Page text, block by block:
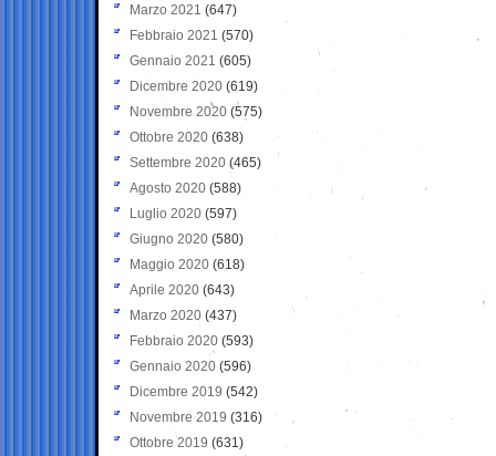
Marzo 2021 (647)
Febbraio 2021 (570)
Gennaio 2021 (605)
Dicembre 2020 (619)
Novembre 2020 (575)
Ottobre 2020 (638)
Settembre 2020(465)
Agosto 2020 (588)
Luglio 2020 (597)
Giugno 2020 (580)
Maggio 2020 (618)
Aprile 2020 (643)
Marzo 2020 (437)
Febbraio 2020 (593)
Gennaio 2020 (596)
Dicembre 2019 (542)
Novembre 2019 (316)
Ottobre 2019 (631)